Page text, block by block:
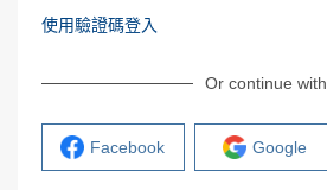
使用驗證碼登入
Or continue with
Facebook Google